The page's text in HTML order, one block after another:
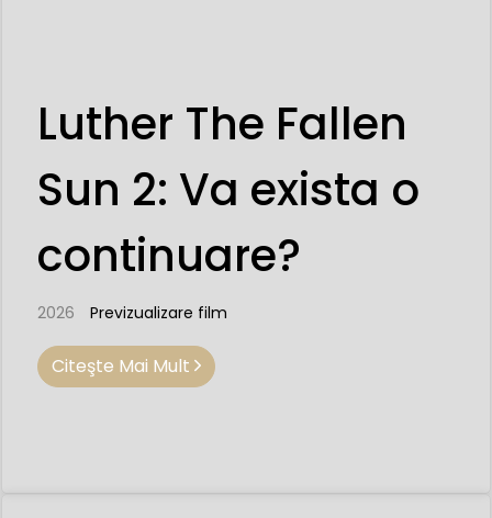
Luther The Fallen
Sun 2: Va exista o
continuare?
2026 Previzualizare film
Citeşte Mai Mult